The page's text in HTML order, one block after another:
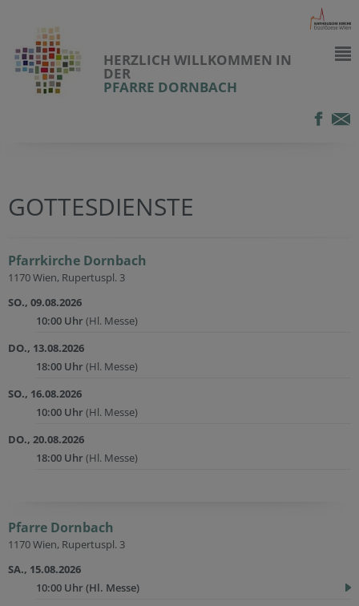
HERZLICH WILLKOMMEN IN
DER
PFARRE DORNBACH
GOTTESDIENSTE
Pfarrkirche Dornbach
1170 Wien, Rupertuspl. 3
SO., 09.08.2026
10:00 Uhr(Hl. Messe)
DO., 13.08.2026
18:00 Uhr(Hl. Messe)
SO., 16.08.2026
10:00 Uhr(Hl. Messe)
DO., 20.08.2026
18:00 Uhr(Hl. Messe)
Pfarre Dornbach
1170 Wien, Rupertuspl. 3
SA., 15.08.2026
10:00 Uhr(Hl. Messe)